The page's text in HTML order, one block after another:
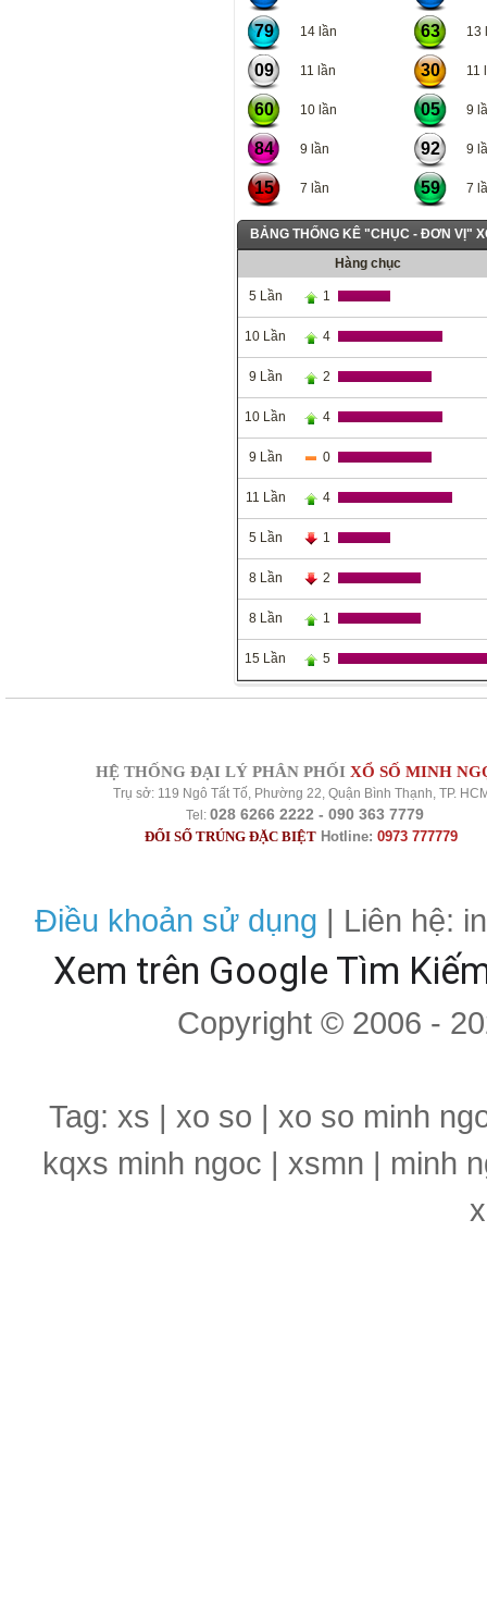
79 14 lần 63 13
09 11 lần 30 11
60 10 lần 05 9
84 9 lần 92 9
15 7 lần 59 7
BẢNG THỐNG KÊ "CHỤC - ĐƠN VỊ"
Hàng chục
5 Lần 1
10 Lần 4
9 Lần 2
10 Lần 4
9 Lần 0
11 Lần 4
5 Lần 1
8 Lần 2
8 Lần 1
15 Lần 5
HỆ THỐNG ĐẠI LÝ PHÂN PHỐI XỔ SỐ MINH
Trụ sở: 119 Ngô Tất Tố, Phường 22, Quận Bình Thạnh, TP.
Tel: 028 6266 2222 - 090 363 7779
ĐỔI SỐ TRÚNG ĐẶC BIỆT Hotline: 0973 777779
Điều khoản sử dụng | Liên hệ:
Xem trên Google Tìm
Copyright © 2006 -
Tag: xs | xo so | xo so minh
kqxs minh ngoc | xsmn | minh